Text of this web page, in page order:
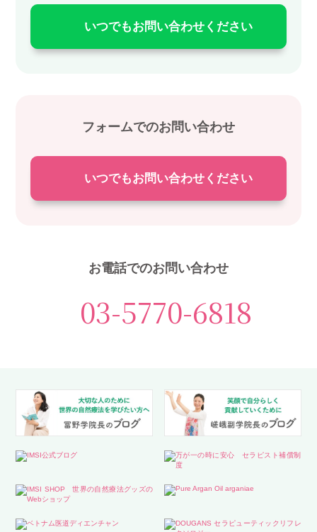
いつでもお問い合わせください
フォームでのお問い合わせ
いつでもお問い合わせください
お電話でのお問い合わせ
03-5770-6818